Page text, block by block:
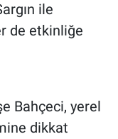
ile
de etkinliğe
Bahçeci, yerel
dikkat